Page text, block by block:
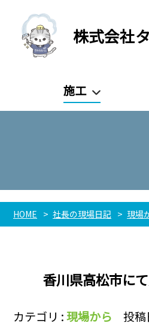
株式会社
施工
HOME 社長の現場日記 現場
香川県高松市に
カテゴリ :現場から 投